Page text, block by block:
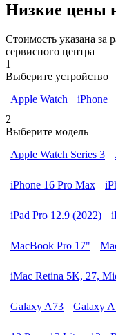
Низкие цены
Стоимость указана за
сервисного центра
1
Выберите устройство
Apple Watch
iPhone
2
Выберите модель
Apple Watch Series 3
iPhone 16 Pro Max
iPad Pro 12.9 (2022)
MacBook Pro 17"
iMac Retina 5K, 27,
Galaxy A73 Galaxy